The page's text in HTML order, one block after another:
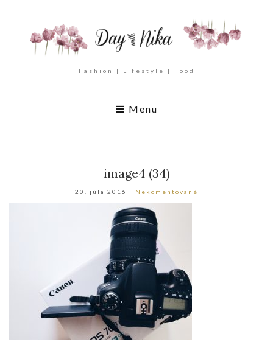
Fashion | Lifestyle | Food
Menu
image4 (34)
20. júla 2016 Nekomentované